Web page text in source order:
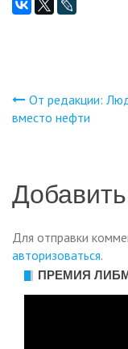
От редакции:
вместо нефти
Для отправки
авторизоваться.
ПРЕМИЯ